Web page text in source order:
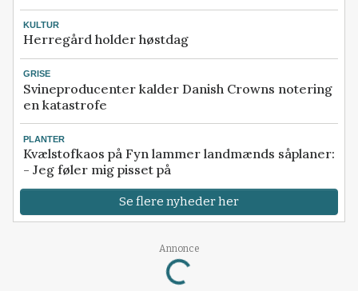
KULTUR
Herregård holder høstdag
GRISE
Svineproducenter kalder Danish Crowns notering
en katastrofe
PLANTER
Kvælstofkaos på Fyn lammer landmænds såplaner:
- Jeg føler mig pisset på
Se flere nyheder her
Annonce
Loading...